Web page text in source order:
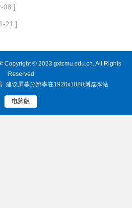
08 ]
21 ]
Copyright © 2023 gxtcmu.edu.cn. All Rights
Reserved
建议屏幕分辨率在1920x1080浏览本站
电脑版